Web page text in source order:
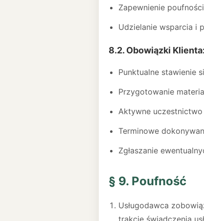
Zapewnienie
Udzielanie wsparcia i
8.2. Obowiązki Klienta:
Punktualne stawienie
Przygotowanie
Aktywne
Terminowe
Zgłaszanie
§ 9. Poufność
Usługodawca